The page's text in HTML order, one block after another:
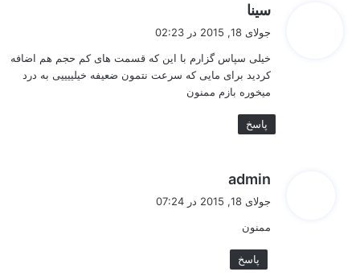
سینا
:
جولای 18, 2015 در 02:23
خیلی سپاس گزارم با این که قسمت های کم حجم هم اضافه
کردید برای مایی که سرعت نتمون ضعیفه خیلییییی به درد
میخوره بازم ممنون
پاسخ
admin
جولای 18, 2015 در 07:24
ممنون
پاسخ